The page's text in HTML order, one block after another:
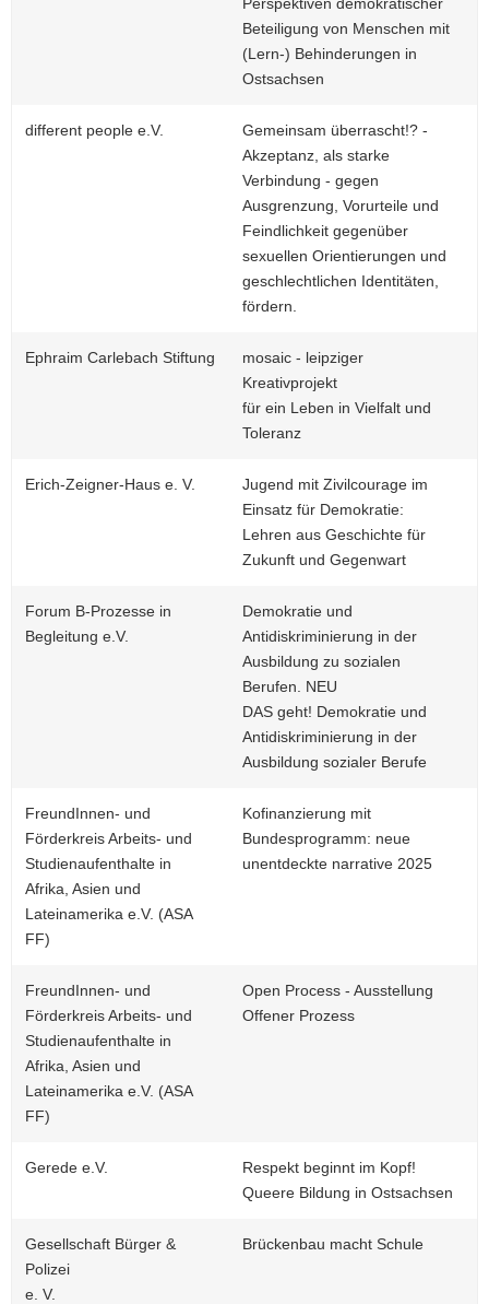
Beteiligung von Menschen mit
(Lern-) Behinderungen in
Ostsachsen
different people e.V.
Gemeinsam überrascht!? -
Akzeptanz, als starke
Verbindung - gegen
Ausgrenzung, Vorurteile und
Feindlichkeit gegenüber
sexuellen Orientierungen und
geschlechtlichen Identitäten,
fördern.
Ephraim Carlebach Stiftung
mosaic - leipziger
Kreativprojekt
für ein Leben in Vielfalt und
Toleranz
Erich-Zeigner-Haus e. V.
Jugend mit Zivilcourage im
Einsatz für Demokratie:
Lehren aus Geschichte für
Zukunft und Gegenwart
Forum B-Prozesse in
Begleitung e.V.
Demokratie und
Antidiskriminierung in der
Ausbildung zu sozialen
Berufen. NEU
DAS geht! Demokratie und
Antidiskriminierung in der
Ausbildung sozialer Berufe
FreundInnen- und
Förderkreis Arbeits- und
Studienaufenthalte in
Afrika, Asien und
Lateinamerika e.V. (ASA
FF)
Kofinanzierung mit
Bundesprogramm: neue
unentdeckte narrative 2025
FreundInnen- und
Förderkreis Arbeits- und
Studienaufenthalte in
Afrika, Asien und
Lateinamerika e.V. (ASA
FF)
Open Process - Ausstellung
Offener Prozess
Gerede e.V.
Respekt beginnt im Kopf!
Queere Bildung in Ostsachsen
Gesellschaft Bürger &
Polizei
e. V.
Brückenbau macht Schule